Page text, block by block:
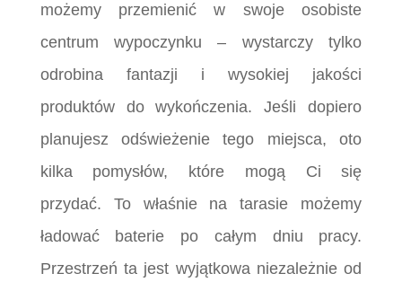
możemy przemienić w swoje osobiste
centrum wypoczynku – wystarczy tylko
odrobina fantazji i wysokiej jakości
produktów do wykończenia. Jeśli dopiero
planujesz odświeżenie tego miejsca, oto
kilka pomysłów, które mogą Ci się
przydać. To właśnie na tarasie możemy
ładować baterie po całym dniu pracy.
Przestrzeń ta jest wyjątkowa niezależnie od